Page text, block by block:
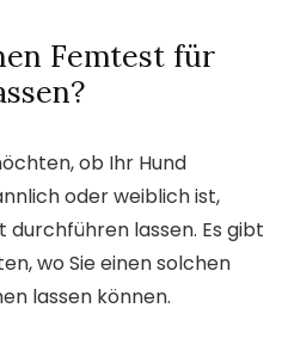
Femtest für
ob Ihr Hund
oder weiblich ist,
durchführen lassen. Es gibt
wo Sie einen solchen
lassen können.